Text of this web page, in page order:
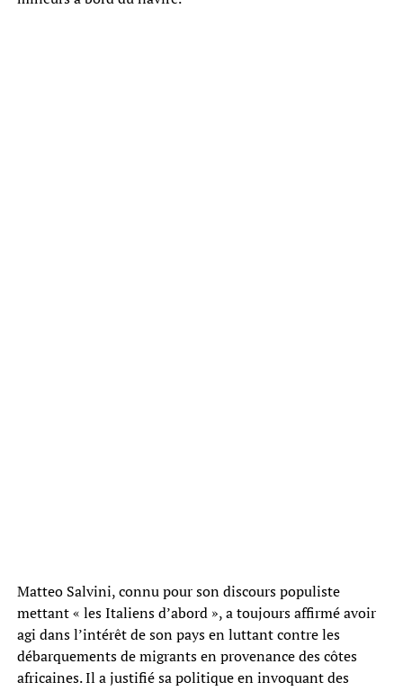
Matteo Salvini, connu pour son discours populiste
mettant « les Italiens d’abord », a toujours affirmé avoir
agi dans l’intérêt de son pays en luttant contre les
débarquements de migrants en provenance des côtes
africaines. Il a justifié sa politique en invoquant des